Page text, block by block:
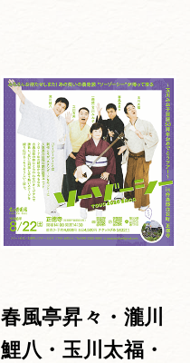
春風亭昇々・瀧川
鯉八・玉川太福・